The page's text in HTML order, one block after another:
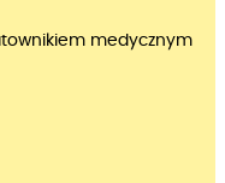
medycznym